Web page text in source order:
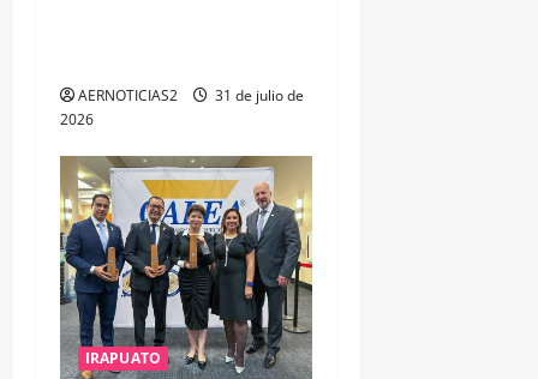
AERNOTICIAS2
31 de julio de
2026
IRAPUATO